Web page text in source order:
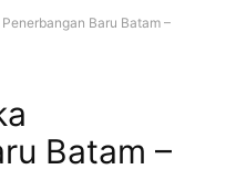
Baru Batam –
Batam –